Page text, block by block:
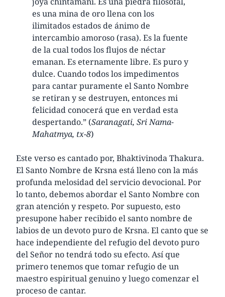
es una mina de oro llena con los
ilimitados estados de ánimo de
intercambio amoroso (rasa). Es la fuente
de la cual todos los flujos de néctar
emanan. Es eternamente libre. Es puro y
dulce. Cuando todos los impedimentos
para cantar puramente el Santo Nombre
se retiran y se destruyen, entonces mi
felicidad conocerá que en verdad esta
despertando.” (Saranagati, Sri Nama-
Mahatmya, tx-8)
Este verso es cantado por, Bhaktivinoda Thakura.
El Santo Nombre de Krsna está lleno con la más
profunda melosidad del servicio devocional. Por
lo tanto, debemos abordar el Santo Nombre con
gran atención y respeto. Por supuesto, esto
presupone haber recibido el santo nombre de
labios de un devoto puro de Krsna. El canto que se
hace independiente del refugio del devoto puro
del Señor no tendrá todo su efecto. Así que
primero tenemos que tomar refugio de un
maestro espiritual genuino y luego comenzar el
proceso de cantar.